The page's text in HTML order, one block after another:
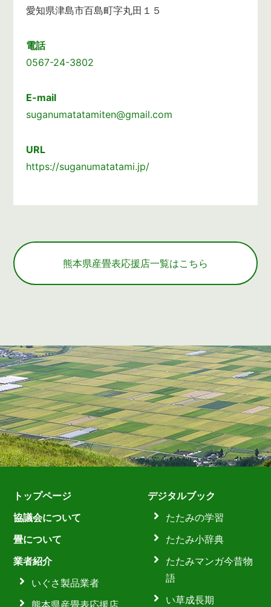
愛知県津島市百島町字丸田１５
電話
0567-24-3802
E-mail
suganumatatamiten@gmail.com
URL
https://suganumatatami.jp/
熊本県産畳表応援店一覧はこちら
トップページ
協議会について
畳について
業者紹介
いぐさ製品業者
熊本県産畳表応援店
デジタルブック
たたみの学習
たたみ小辞典
たたみマンガ今昔物
語
い草成長期